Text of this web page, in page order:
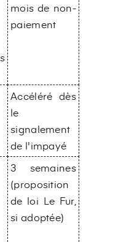
mois de non-
paiement
Accéléré dès
le
signalement
de l'impayé
3 semaines
(proposition
de loi Le Fur,
si adoptée)